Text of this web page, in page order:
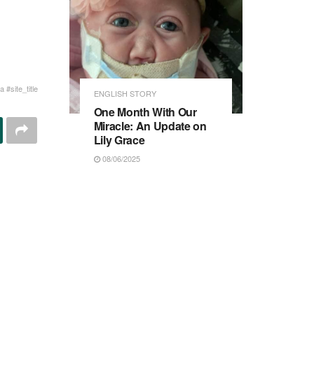
#site_title ENGLISH STORY
One Month With Our
Miracle: An Update on
Lily Grace
08/06/2025